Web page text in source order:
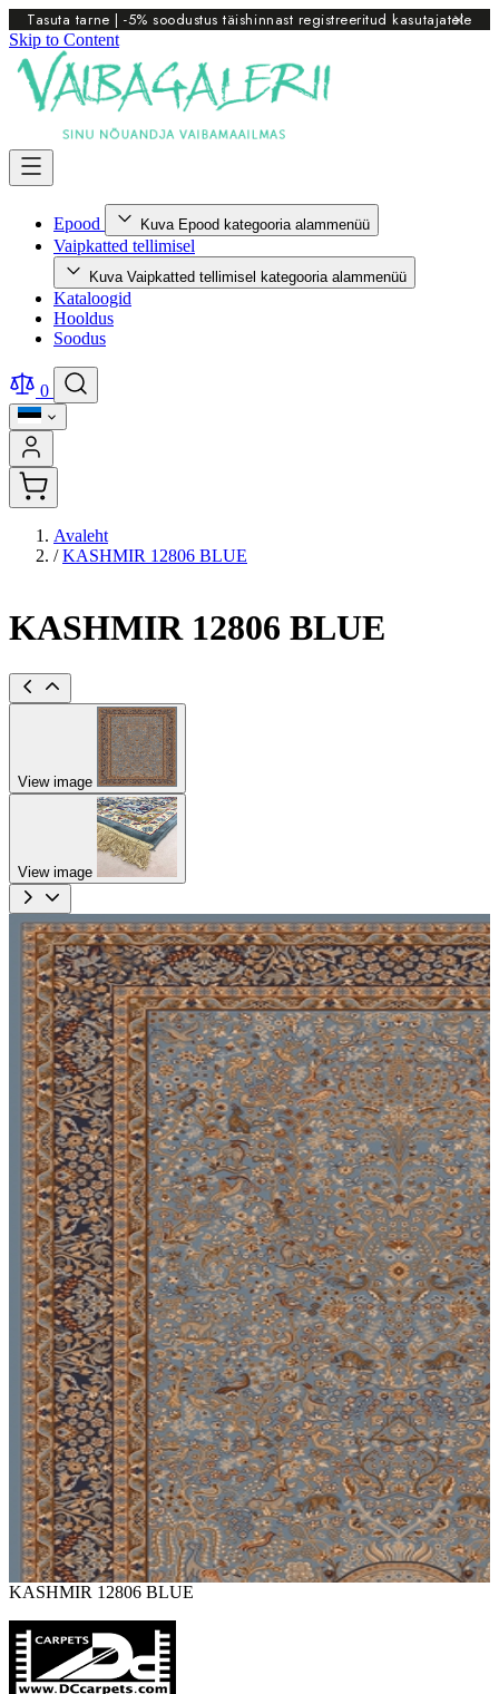
Tasuta tarne | -5% soodustus täishinnast registreeritud kasutajatele
Skip to Content
Epood Kuva Epood kategooria alammenüü
Vaipkatted tellimisel
Kuva Vaipkatted tellimisel kategooria alammenüü
Kataloogid
Hooldus
Soodus
0
Avaleht
/ KASHMIR 12806 BLUE
KASHMIR 12806 BLUE
View image
View image
KASHMIR 12806 BLUE